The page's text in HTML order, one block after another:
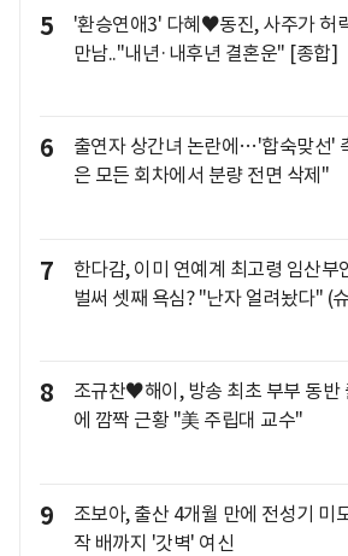
5
'환승연애3' 다혜♥동진, 사주가 허
만남.."내년·내후년 결혼운" [종합]
6
출연자 상간녀 논란에…'합숙맞선'
은 모든 회차에서 분량 전면 삭제"
7
한다감, 이미 연예계 최고령 임산부
벌써 셋째 욕심? "난자 얼려놨다" (
8
조규찬♥해이, 방송 최초 부부 동반
에 깜짝 근황 "美 주립대 교수"
9
조보아, 출산 4개월 만에 전성기
작 배까지 '갓벽' 여신